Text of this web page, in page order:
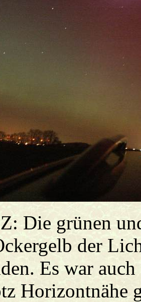
Die grünen
der
Es war
Horizontnähe